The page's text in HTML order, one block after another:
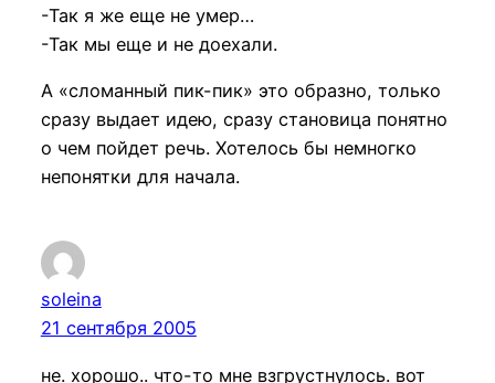
-Так я же еще не умер…
-Так мы еще и не доехали.
А «сломанный пик-пик» это образно, только
сразу выдает идею, сразу становица понятно
о чем пойдет речь. Хотелось бы немногко
непонятки для начала.
soleina
21 сентября 2005
не. хорошо.. что-то мне взгрустнулось. вот